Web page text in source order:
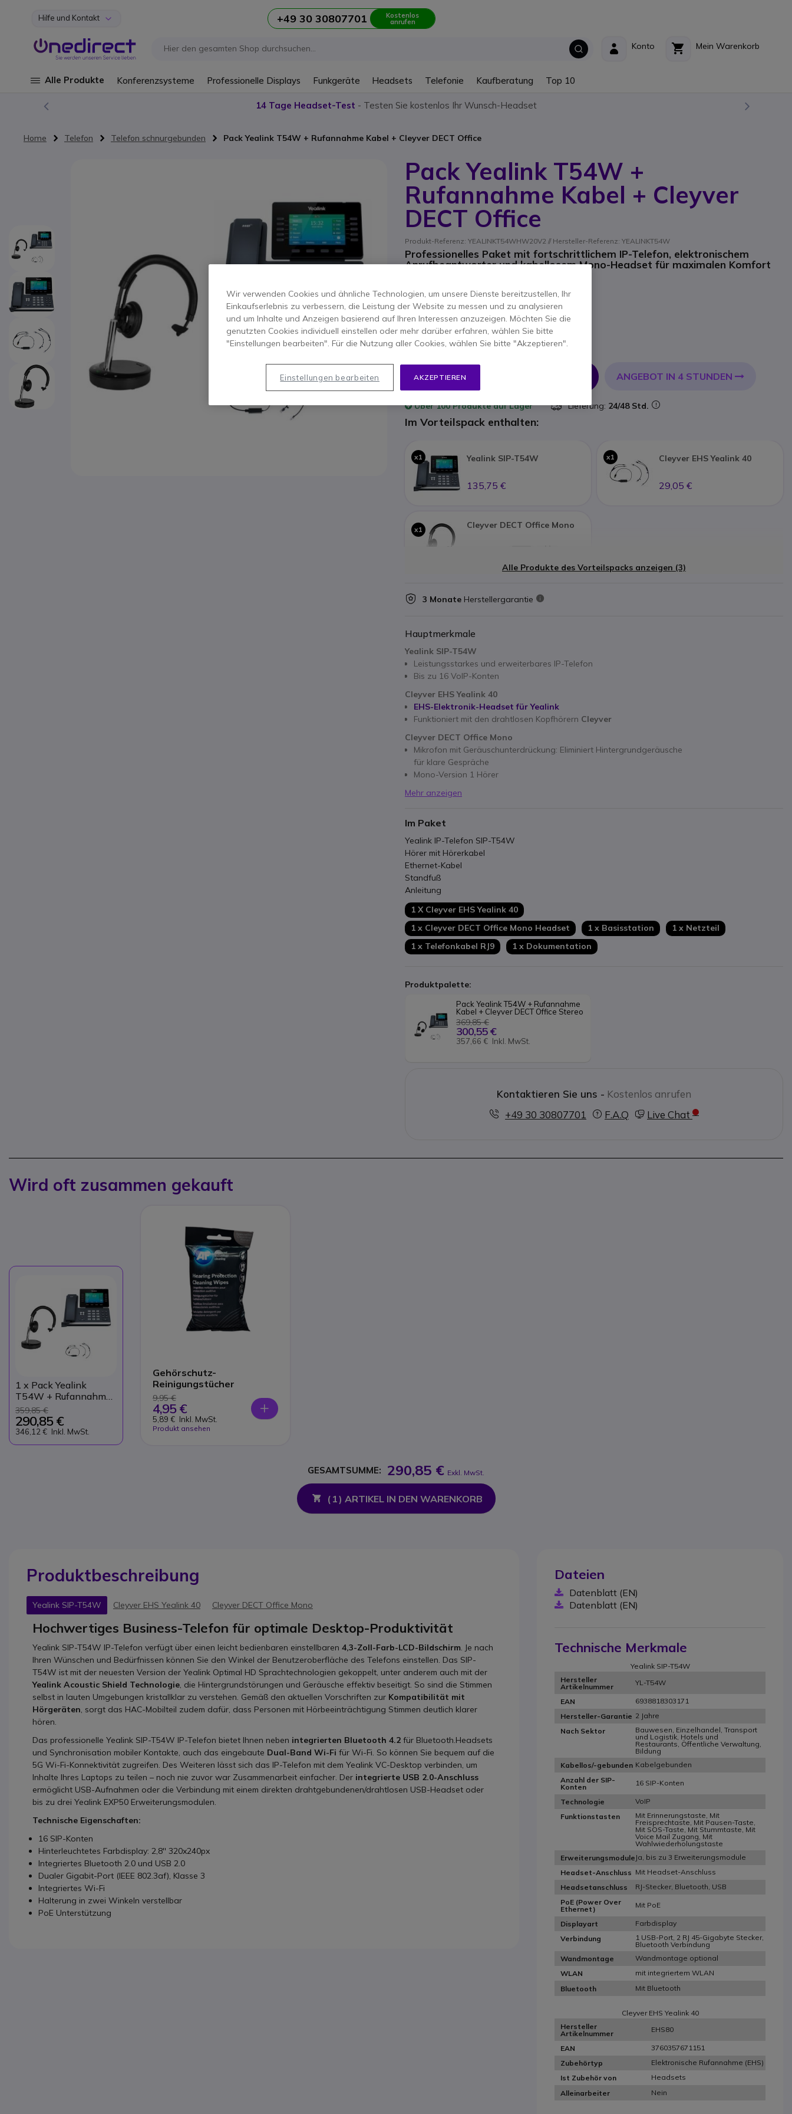
Zum Inhalt springen
Hilfe und Kontakt +49 30 30807701 Kostenlos
anrufen
Mein Warenkorb
Konto
Alle Produkte Konferenzsysteme Professionelle Displays Funkgeräte Headsets Telefonie Kaufberatung Top 10
14 Tage Headset-Test - Testen Sie kostenlos Ihr Wunsch-Headset
Home Telefon Telefon schnurgebunden Pack Yealink T54W + Rufannahme Kabel + Cleyver DECT Office
Pack Yealink T54W +
Rufannahme Kabel + Cleyver
DECT Office
Produkt-Referenz: YEALINKT54WHW20V2 // Hersteller-Referenz: YEALINKT54W
Professionelles Paket mit fortschrittlichem IP-Telefon, elektronischem
Anrufbeantworter und kabellosem Mono-Headset für maximalen Komfort
ERSPARNIS 69,00 € PACK
359,85 €
290,85 €- 346,12 € Inkl. MwSt.
Anzahl
ANGEBOT IN 4 STUNDEN
Über100 Produkteauf Lager Lieferung: 24/48 Std.
Im Vorteilspack enthalten:
x1 Yealink SIP-T54W
135,75 €
x1 Cleyver EHS Yealink 40
29,05 €
x1 Cleyver DECT Office Mono
Alle Produkte des Vorteilspacks anzeigen (3)
3 Monate Herstellergarantie
Hauptmerkmale
Yealink SIP-T54W
Leistungsstarkes und erweiterbares IP-Telefon
Bis zu 16 VoIP-Konten
Cleyver EHS Yealink 40
EHS-Elektronik-Headset für Yealink
Funktioniert mit den drahtlosen Kopfhörern Cleyver
Cleyver DECT Office Mono
Mikrofon mit Geräuschunterdrückung: Eliminiert Hintergrundgeräusche
für klare Gespräche
Mono-Version 1 Hörer
Mehr anzeigen
Im Paket
Yealink IP-Telefon SIP-T54W
Hörer mit Hörerkabel
Ethernet-Kabel
Standfuß
Anleitung
1 X Cleyver EHS Yealink 40
1 x Cleyver DECT Office Mono Headset
1 x Basisstation
1 x Netzteil
1 x Telefonkabel RJ9
1 x Dokumentation
Produktpalette:
Pack Yealink T54W + Rufannahme
Kabel + Cleyver DECT Office Stereo
369,85 €
300,55 €
357,66 € Inkl. MwSt.
Kontaktieren Sie uns - Kostenlos anrufen
+49 30 30807701
F.A.Q Live Chat
Wird oft zusammen gekauft
1 x Pack Yealink
T54W + Rufannahme
Kabel + Cleyver DECT
Office
359,85 €
290,85 €
346,12 € Inkl. MwSt.
Gehörschutz-
Reinigungstücher
9,95 €
4,95 €
5,89 € Inkl. MwSt.
Produkt ansehen
GESAMTSUMME: 290,85 € Exkl. MwSt.
( 1) ARTIKEL IN DEN WARENKORB
Produktbeschreibung
Yealink SIP-T54W Cleyver EHS Yealink 40 Cleyver DECT Office Mono
Hochwertiges Business-Telefon für optimale Desktop-Produktivität
Yealink SIP-T54W IP-Telefon verfügt über einen leicht bedienbaren einstellbaren 4,3-Zoll-Farb-LCD-Bildschirm. Je nach
Ihren Wünschen und Bedürfnissen können Sie den Winkel der Benutzeroberfläche des Telefons einstellen. Das SIP-
T54W ist mit der neuesten Version der Yealink Optimal HD Sprachtechnologien gekoppelt, unter anderem auch mit der
Yealink Acoustic Shield Technologie, die Hintergrundstörungen und Geräusche effektiv beseitigt. So sind die Stimmen
selbst in lauten Umgebungen kristallklar zu verstehen. Gemäß den aktuellen Vorschriften zur Kompatibilität mit
Hörgeräten, sorgt das HAC-Mobilteil zudem dafür, dass Personen mit Hörbeeinträchtigung Stimmen deutlich klarer
hören.
Das professionelle Yealink SIP-T54W IP-Telefon bietet Ihnen neben integrierten Bluetooth 4.2 für Bluetooth.Headsets
und Synchronisation mobiler Kontakte, auch das eingebaute Dual-Band Wi-Fi für Wi-Fi. So können Sie bequem auf die
5G Wi-Fi-Konnektivität zugreifen. Des Weiteren lässt sich das IP-Telefon mit dem Yealink VC-Desktop verbinden, um
Inhalte Ihres Laptops zu teilen – noch nie zuvor war Zusammenarbeit einfacher. Der integrierte USB 2.0-Anschluss
ermöglicht USB-Aufnahmen oder die Verbindung mit einem direkten drahtgebundenen/drahtlosen USB-Headset oder
bis zu drei Yealink EXP50 Erweiterungsmodulen.
Technische Eigenschaften:
16 SIP-Konten
Hinterleuchtetes Farbdisplay: 2,8'' 320x240px
Integriertes Bluetooth 2.0 und USB 2.0
Dualer Gigabit-Port (IEEE 802.3af), Klasse 3
Integriertes Wi-Fi
Halterung in zwei Winkeln verstellbar
PoE Unterstützung
Dateien
Datenblatt (EN)
Datenblatt (EN)
Technische Merkmale
Yealink SIP-T54W
Hersteller
Artikelnummer
YL-T54W
EAN
6938818303171
Hersteller-Garantie 2 Jahre
Nach Sektor
Bauwesen, Einzelhandel, Transport
und Logistik, Hotels und
Restaurants, Öffentliche Verwaltung,
Bildung
Kabellos/-gebunden Kabelgebunden
Anzahl der SIP-
Konten
16 SIP-Konten
Technologie
VoIP
Funktionstasten
Mit Erinnerungstaste, Mit
Freisprechtaste, Mit Pausen-Taste,
Mit SOS-Taste, Mit Stummtaste, Mit
Voice Mail Zugang, Mit
Wahlwiederholungstaste
Erweiterungsmodule Ja, bis zu 3 Erweiterungsmodule
Headset-Anschluss Mit Headset-Anschluss
Headsetanschluss
RJ-Stecker, Bluetooth, USB
PoE (Power Over
Ethernet)
Mit PoE
Displayart
Farbdisplay
Verbindung
1 USB-Port, 2 RJ 45-Gigabyte Stecker,
Bluetooth Verbindung
Wandmontage
Wandmontage optional
WLAN
mit integriertem WLAN
Bluetooth
Mit Bluetooth
Cleyver EHS Yealink 40
Hersteller
Artikelnummer
EHS80
EAN
3760357671151
Zubehörtyp
Elektronische Rufannahme (EHS)
Ist Zubehör von
Headsets
Alleinarbeiter
Nein
Wir verwenden Cookies und ähnliche Technologien, um unsere Dienste bereitzustellen, Ihr
Einkaufserlebnis zu verbessern, die Leistung der Website zu messen und zu analysieren
und um Inhalte und Anzeigen basierend auf Ihren Interessen anzuzeigen. Möchten Sie die
genutzten Cookies individuell einstellen oder mehr darüber erfahren, wählen Sie bitte
"Einstellungen bearbeiten". Für die Nutzung aller Cookies, wählen Sie bitte "Akzeptieren".
AKZEPTIEREN
Einstellungen bearbeiten